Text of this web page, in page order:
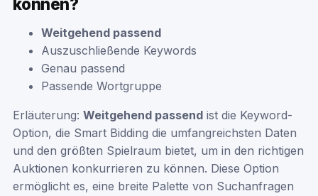
können?
Weitgehend passend
Auszuschließende Keywords
Genau passend
Passende Wortgruppe
Erläuterung:Weitgehend passend ist die Keyword-
Option, die Smart Bidding die umfangreichsten Daten
und den größten Spielraum bietet, um in den richtigen
Auktionen konkurrieren zu können. Diese Option
ermöglicht es, eine breite Palette von Suchanfragen